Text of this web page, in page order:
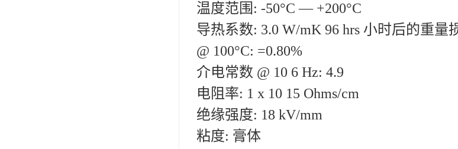
温度范围: -50°C — +200°C
导热系数: 3.0 W/mK 96 hrs 小时后的重量
@ 100°C: =0.80%
介电常数 @ 10 6 Hz: 4.9
电阻率: 1 x 10 15 Ohms/cm
绝缘强度: 18 kV/mm
粘度: 膏体